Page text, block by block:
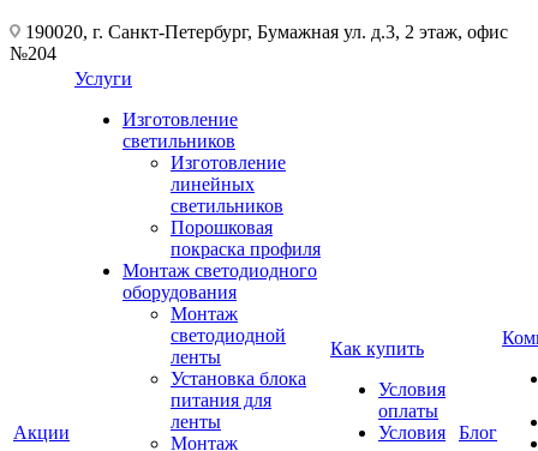
190020, г. Санкт-Петербург, Бумажная ул. д.3, 2 этаж, офис
№204
Акции
Услуги
Изготовление
светильников
Изготовление
линейных
светильников
Порошковая
покраска профиля
Монтаж светодиодного
оборудования
Монтаж
светодиодной
ленты
Установка блока
питания для
ленты
Монтаж
Как купить
Условия
оплаты
Условия
Блог